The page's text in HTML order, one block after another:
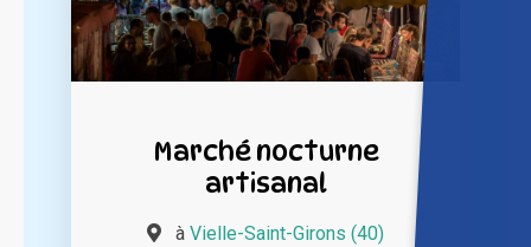
Marché nocturne
artisanal
à Vielle-Saint-Girons (40)